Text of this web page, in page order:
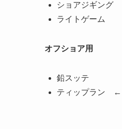
ショアジギング
ライトゲーム
オフショア用
鉛スッテ
ティップラン ←